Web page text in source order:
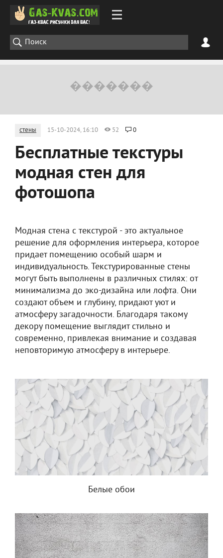
стены 15-10-2024, 16:10 52 0
Бесплатные текстуры
модная стен для
фотошопа
Модная стена с текстурой - это актуальное
решение для оформления интерьера, которое
придает помещению особый шарм и
индивидуальность. Текстурированные стены
могут быть выполнены в различных стилях: от
минимализма до эко-дизайна или лофта. Они
создают объем и глубину, придают уют и
атмосферу загадочности. Благодаря такому
декору помещение выглядит стильно и
современно, привлекая внимание и создавая
неповторимую атмосферу в интерьере.
Белые обои